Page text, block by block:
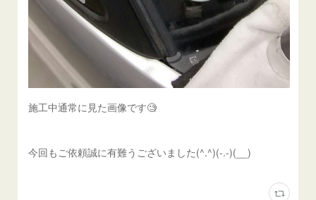
施工中通常に見た画像です🧐
今回もご依頼誠に有難うございました(^.^)(-.-)(__)